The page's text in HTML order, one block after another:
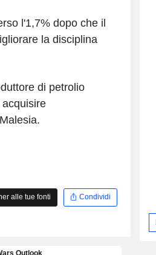
l'1,7% dopo che il
la disciplina
di petrolio
alle tue fonti Condividi